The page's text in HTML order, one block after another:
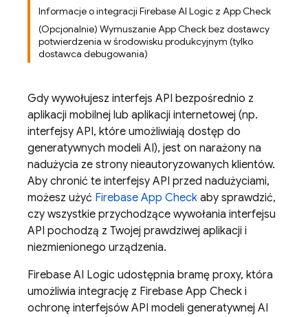
Informacje o integracji Firebase AI Logic z App Check
(Opcjonalnie) Wymuszanie App Check bez dostawcy
potwierdzenia w środowisku produkcyjnym (tylko
dostawca debugowania)
Gdy wywołujesz interfejs API bezpośrednio z
aplikacji mobilnej lub aplikacji internetowej (np.
interfejsy API, które umożliwiają dostęp do
generatywnych modeli AI), jest on narażony na
nadużycia ze strony nieautoryzowanych klientów.
Aby chronić te interfejsy API przed nadużyciami,
możesz użyć Firebase App Check aby sprawdzić,
czy wszystkie przychodzące wywołania interfejsu
API pochodzą z Twojej prawdziwej aplikacji i
niezmienionego urządzenia.
Firebase AI Logic udostępnia bramę proxy, która
umożliwia integrację z Firebase App Check i
ochronę interfejsów API modeli generatywnej AI